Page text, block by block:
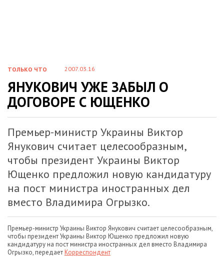
ТОЛЬКО ЧТО 2007.03.16
ЯНУКОВИЧ УЖЕ ЗАБЫЛ О
ДОГОВОРЕ С ЮЩЕНКО
Премьер-министр Украины Виктор
Янукович считает целесообразным,
чтобы президент Украины Виктор
Ющенко предложил новую кандидатуру
на пост министра иностранных дел
вместо Владимира Огрызко.
Премьер-министр Украины Виктор Янукович считает целесообразным,
чтобы президент Украины Виктор Ющенко предложил новую
кандидатуру на пост министра иностранных дел вместо Владимира
Огрызко, передаетКорреспондент